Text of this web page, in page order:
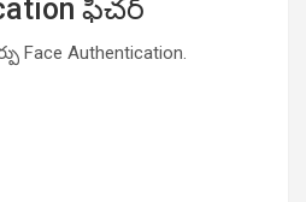
ఫీచర్
Face Authentication.